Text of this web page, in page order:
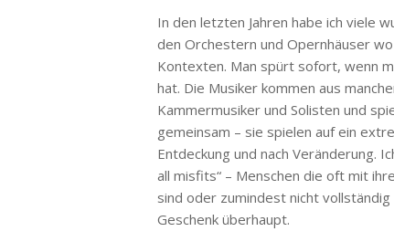
In den letzten Jahren habe ich viele
den Orchestern und Opernhäuser
Kontexten. Man spürt sofort, wenn
hat. Die Musiker kommen aus
Kammermusiker und Solisten und
gemeinsam – sie spielen auf ein
Entdeckung und nach Veränderung.
all misfits“ – Menschen die oft mit
sind oder zumindest nicht
Geschenk überhaupt.